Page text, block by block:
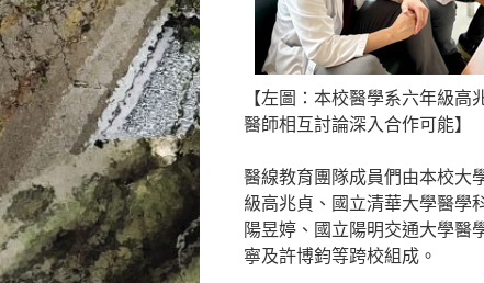
【左圖：本校醫學系六年級
醫師相互討論深入合作可能】
醫線教育團隊成員們由本校大
級高兆貞、國立清華大學醫學
陽昱婷、國立陽明交通大學醫
寧及許博鈞等跨校組成。